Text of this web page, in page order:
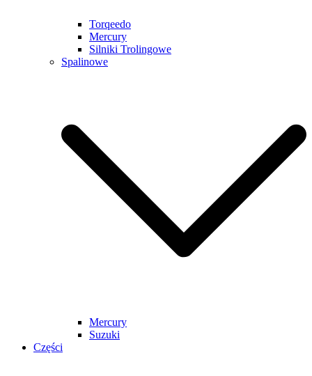
Torqeedo
Mercury
Silniki Trolingowe
Spalinowe
Mercury
Suzuki
Części